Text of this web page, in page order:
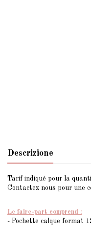
Descrizione
Tarif indiqué pour la
Contactez nous pour une
Le faire-part comprend :
- Pochette calque format